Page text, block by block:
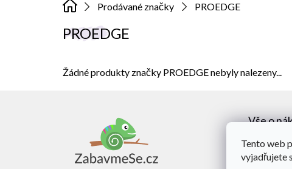
Tento web
vyjadřujete
Prodávané značky PROEDGE
PROEDGE
Žádné produkty značky PROEDGEnebyly nalezeny...
Vše o
Doprava